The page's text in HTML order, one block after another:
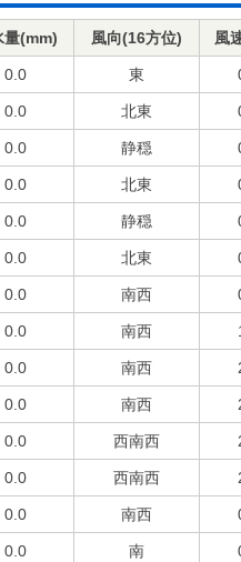
量(mm) 風向(16方位) 風
0.0 東
0.0 北東
0.0 静穏
0.0 北東
0.0 静穏
0.0 北東
0.0 南西
0.0 南西
0.0 南西
0.0 南西
0.0 西南西
0.0 西南西
0.0 南西
0.0 南